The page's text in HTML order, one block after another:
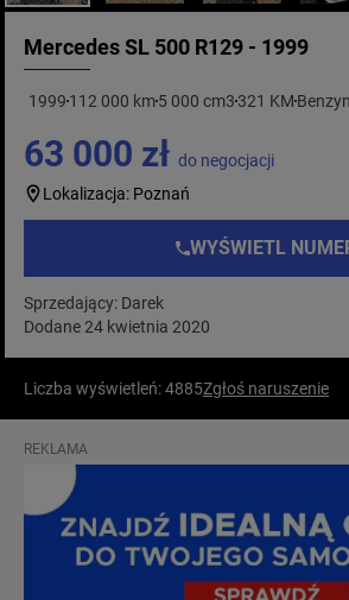
Mercedes SL 500 R129 - 1999
1999 112 000 km5 000 cm3 321 KM
63 000 zł do negocjacji
Lokalizacja: Poznań
WYŚWIETL
Sprzedający: Darek
Dodane 24 kwietnia 2020
Liczba wyświetleń: 4885Zgłoś naruszenie
REKLAMA